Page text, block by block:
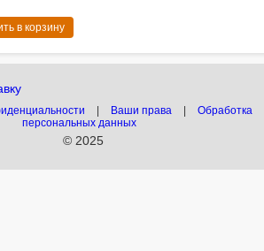
в корзину
Ваши права
Обработка
персональных данных
© 2025